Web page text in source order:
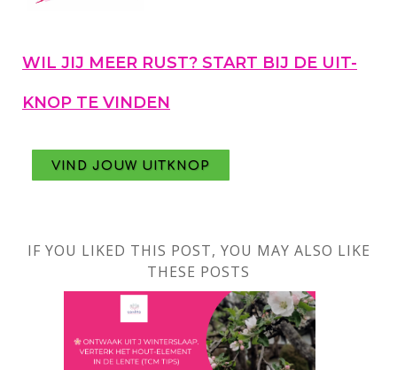
WIL JIJ MEER RUST? START BIJ DE UIT-
KNOP TE VINDEN
VIND JOUW UITKNOP
IF YOU LIKED THIS POST, YOU MAY ALSO LIKE
THESE POSTS